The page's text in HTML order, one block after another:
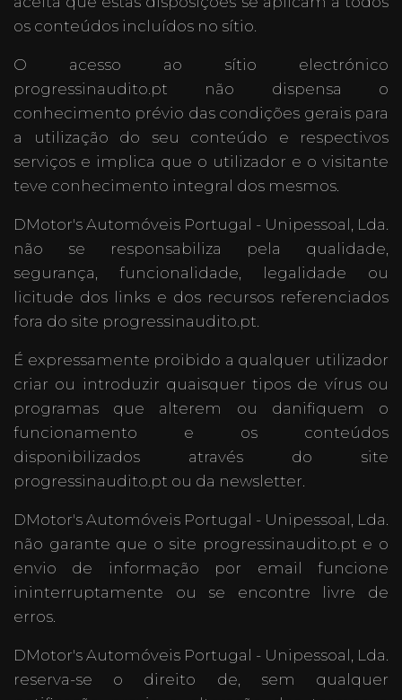
os conteúdos incluídos no sítio.
O acesso ao sítio electrónico
progressinaudito.pt não dispensa o
conhecimento prévio das condições gerais para
a utilização do seu conteúdo e respectivos
serviços e implica que o utilizador e o visitante
teve conhecimento integral dos mesmos.
DMotor's Automóveis Portugal - Unipessoal, Lda.
não se responsabiliza pela qualidade,
segurança, funcionalidade, legalidade ou
licitude dos links e dos recursos referenciados
fora do site progressinaudito.pt.
É expressamente proibido a qualquer utilizador
criar ou introduzir quaisquer tipos de vírus ou
programas que alterem ou danifiquem o
funcionamento e os conteúdos
disponibilizados através do site
progressinaudito.pt ou da newsletter.
DMotor's Automóveis Portugal - Unipessoal, Lda.
não garante que o site progressinaudito.pt e o
envio de informação por email funcione
ininterruptamente ou se encontre livre de
erros.
DMotor's Automóveis Portugal - Unipessoal, Lda.
reserva-se o direito de, sem qualquer